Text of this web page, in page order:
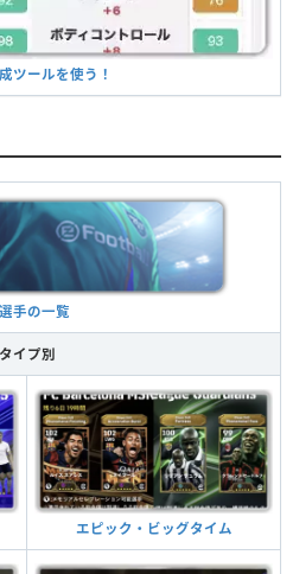
ツールを使う！
手の一覧
タイプ別
エピック・ビッグタイム